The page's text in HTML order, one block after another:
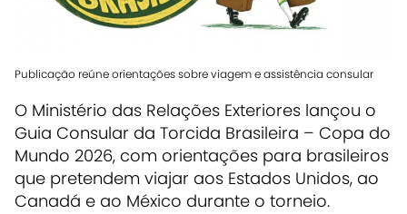
Publicação reúne orientações sobre viagem e assistência consular
O Ministério das Relações Exteriores lançou o
Guia Consular da Torcida Brasileira – Copa do
Mundo 2026, com orientações para brasileiros
que pretendem viajar aos Estados Unidos, ao
Canadá e ao México durante o torneio.